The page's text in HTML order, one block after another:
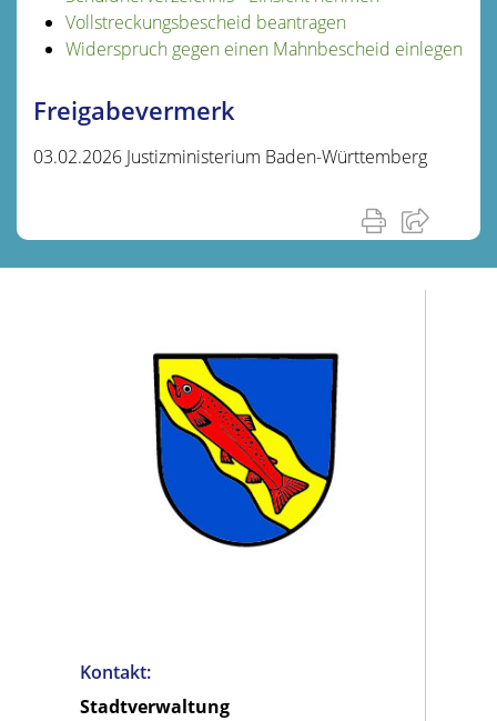
Vollstreckungsbescheid beantragen
Widerspruch gegen einen Mahnbescheid einlegen
Freigabevermerk
03.02.2026 Justizministerium Baden-Württemberg
Kontakt:
Stadtverwaltung